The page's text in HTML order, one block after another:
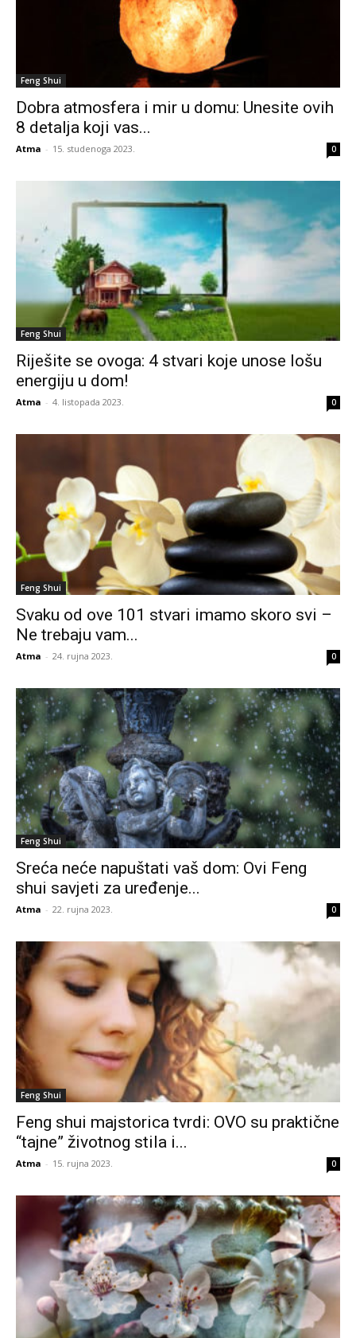
Feng Shui
Dobra atmosfera i mir u domu: Unesite ovih
8 detalja koji vas...
Atma - 15. studenoga 2023. 0
Feng Shui
Riješite se ovoga: 4 stvari koje unose lošu
energiju u dom!
Atma - 4. listopada 2023. 0
Feng Shui
Svaku od ove 101 stvari imamo skoro svi –
Ne trebaju vam...
Atma - 24. rujna 2023. 0
Feng Shui
Sreća neće napuštati vaš dom: Ovi Feng
shui savjeti za uređenje...
Atma - 22. rujna 2023. 0
Feng Shui
Feng shui majstorica tvrdi: OVO su praktične
“tajne” životnog stila i...
Atma - 15. rujna 2023. 0